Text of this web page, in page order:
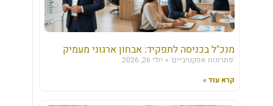
מנכ"ל בכניסה לתפקיד: אבחון ארגוני מעמיק
'פתרונות אפקטיביים'
יולי 26, 2026
קרא עוד »